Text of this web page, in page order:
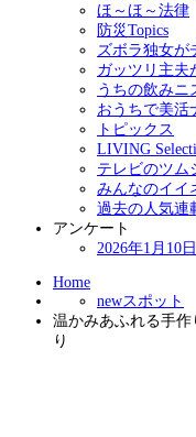
ほ～ほ～法律
防災Topics
ズボラ独女が
ガッツリ主夫
うちの飲みニ
おうちで美活
トピックス
LIVING
テレビのツム
みんなのイイ
過去の人気連
アンケート
2026年1月10
Home
newスポット
温かみあふれる手
り